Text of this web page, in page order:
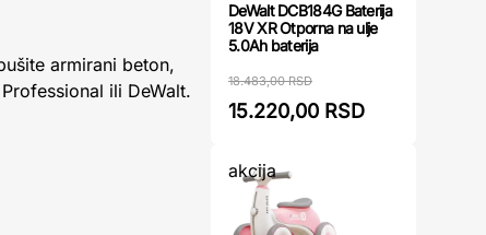
armirani beton,
ili DeWalt.
DeWalt DCB184G Baterija
18V XR Otporna na ulje
5.0Ah baterija
18.483,00 RSD
15.220,00 RSD
akcija